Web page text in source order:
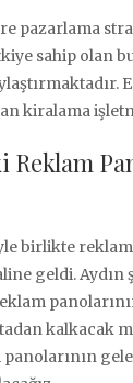
pazarlama
sahip olan
kiralama
birlikte
geldi.
kalkacak